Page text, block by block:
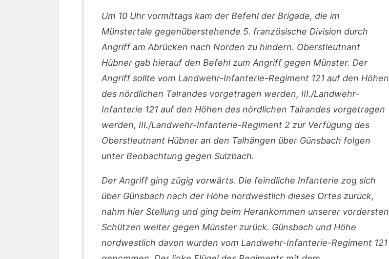
Um 10 Uhr vormittags kam der Befehl der Brigade, die im
Münstertale gegenüberstehende 5. französische Division durch
Angriff am Abrücken nach Norden zu hindern. Oberstleutnant
Hübner gab hierauf den Befehl zum Angriff gegen Münster. Der
Angriff sollte vom Landwehr-Infanterie-Regiment 121 auf den Höhen
des nördlichen Talrandes vorgetragen werden, III./Landwehr-
Infanterie 121 auf den Höhen des nördlichen Talrandes vorgetragen
werden, III./Landwehr-Infanterie-Regiment 2 zur Verfügung des
Oberstleutnant Hübner an den Talhängen über Günsbach folgen
unter Beobachtung gegen Sulzbach.
Der Angriff ging zügig vorwärts. Die feindliche Infanterie zog sich
über Günsbach nach der Höhe nordwestlich dieses Ortes zurück,
nahm hier Stellung und ging beim Herankommen unserer vordersten
Schützen weiter gegen Münster zurück. Günsbach und Höhe
nordwestlich davon wurden vom Landwehr-Infanterie-Regiment 121